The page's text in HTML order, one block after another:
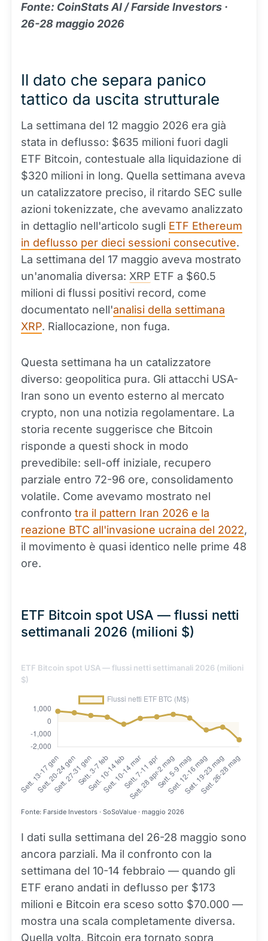
Fonte: CoinStats AI / Farside Investors ·
26-28 maggio 2026
Il dato che separa panico
tattico da uscita strutturale
La settimana del 12 maggio 2026 era già
stata in deflusso: $635 milioni fuori dagli
ETF Bitcoin, contestuale alla liquidazione di
$320 milioni in long. Quella settimana aveva
un catalizzatore preciso, il ritardo SEC sulle
azioni tokenizzate, che avevamo analizzato
in dettaglio nell'articolo sugli ETF Ethereum
in deflusso per dieci sessioni consecutive.
La settimana del 17 maggio aveva mostrato
un'anomalia diversa: XRP ETF a $60.5
milioni di flussi positivi record, come
documentato nell'analisi della settimana
XRP. Riallocazione, non fuga.
Questa settimana ha un catalizzatore
diverso: geopolitica pura. Gli attacchi USA-
Iran sono un evento esterno al mercato
crypto, non una notizia regolamentare. La
storia recente suggerisce che Bitcoin
risponde a questi shock in modo
prevedibile: sell-off iniziale, recupero
parziale entro 72-96 ore, consolidamento
volatile. Come avevamo mostrato nel
confronto tra il pattern Iran 2026 e la
reazione BTC all'invasione ucraina del 2022,
il movimento è quasi identico nelle prime 48
ore.
ETF Bitcoin spot USA — flussi netti
settimanali 2026 (milioni $)
ETF Bitcoin spot USA — flussi netti settimanali 2026 (milioni
$)
Fonte: Farside Investors · SoSoValue · maggio 2026
I dati sulla settimana del 26-28 maggio sono
ancora parziali. Ma il confronto con la
settimana del 10-14 febbraio — quando gli
ETF erano andati in deflusso per $173
milioni e Bitcoin era sceso sotto $70.000 —
mostra una scala completamente diversa.
Quella volta, Bitcoin era tornato sopra